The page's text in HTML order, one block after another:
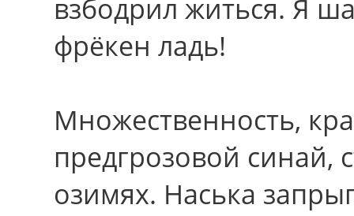
взбодрил житься. Я
фрёкен ладь!
Множественность,
предгрозовой синай,
озимях. Наська